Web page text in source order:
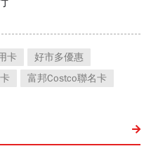
卡
好市多優惠
富邦Costco聯名卡